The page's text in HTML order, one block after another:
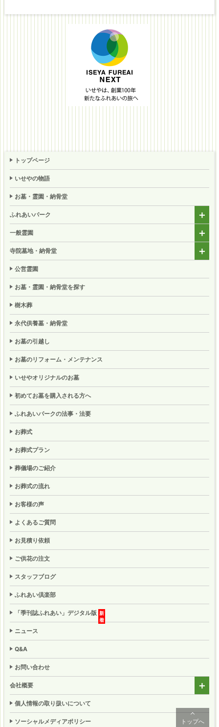
〒183-0053 東京都府中市天神町4-3-10
株式会社いせや 総務部 個人情報保護担当
トップへ
トップページ
いせやの物語
お墓・霊園・納骨堂
ふれあいパーク
一般霊園
寺院墓地・納骨堂
公営霊園
お墓・霊園・納骨堂を探す
樹木葬
永代供養墓・納骨堂
お墓の引越し
お墓のリフォーム・メンテナンス
いせやオリジナルのお墓
初めてお墓を購入される方へ
ふれあいパークの法事・法要
お葬式
お葬式プラン
葬儀場のご紹介
お葬式の流れ
お客様の声
よくあるご質問
お見積り依頼
ご供花の注文
スタッフブログ
ふれあい倶楽部
「季刊誌ふれあい」 デジタル版
ニュース
Q&A
お問い合わせ
会社概要
個人情報の取り扱いについて
ソーシャルメディアポリシー